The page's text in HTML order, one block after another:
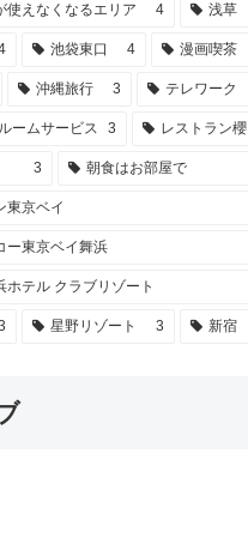
使えなくなるエリア 4 浅草
池袋東口 4 漫画喫茶
沖縄旅行 3 テレワーク
ルームサービス 3 レストラン櫻
3 朝食はお部屋で
東京ベイ
ー東京ベイ舞浜
ホテル クラブリゾート
星野リゾート 3 新宿